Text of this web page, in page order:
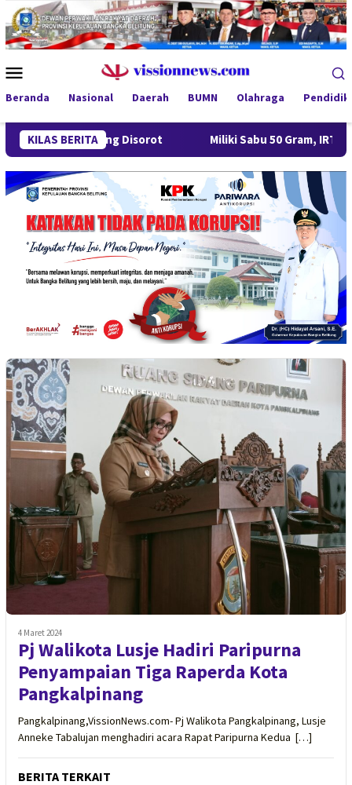
Loncat
ke
konten
Mobile
Beranda Nasional Daerah BUMN Olahraga
KILAS BERITA
Disorot Miliki Sabu 50 Gram, IRT di
4 Maret 2024
Pj Walikota Lusje Hadiri Paripurna
Penyampaian Tiga Raperda Kota
Pangkalpinang
Pangkalpinang,VissionNews.com- Pj Walikota Pangkalpinang, Lusje
Anneke Tabalujan menghadiri acara Rapat Paripurna Kedua […]
BERITA TERKAIT